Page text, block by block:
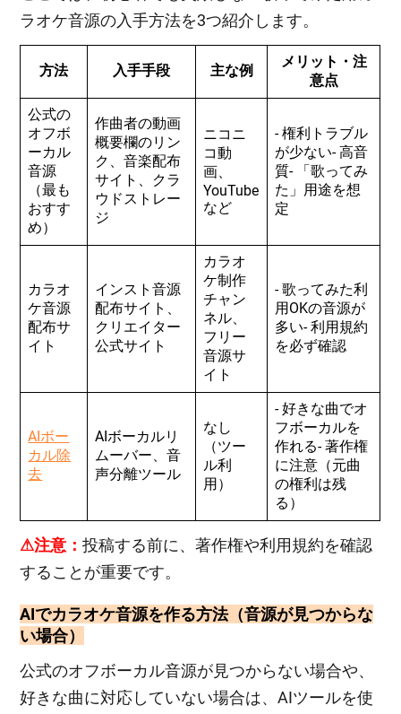
ラオケ音源の入手方法を3つ紹介します。
方法 入手手段 主な例
メリット・注
意点
公式の
オフボ
ーカル
音源
（最も
おすす
め）
作曲者の動画
概要欄のリン
ク、音楽配布
サイト、クラ
ウドストレー
ジ
ニコニ
コ動
画、
YouTube
など
- 権利トラブル
が少ない- 高音
質- 「歌ってみ
た」用途を想
定
カラオ
ケ音源
配布サ
イト
インスト音源
配布サイト、
クリエイター
公式サイト
カラオ
ケ制作
チャン
ネル、
フリー
音源サ
イト
- 歌ってみた利
用OKの音源が
多い- 利用規約
を必ず確認
AIボー
カル除
去
AIボーカルリ
ムーバー、音
声分離ツール
なし
（ツー
ル利
用）
- 好きな曲でオ
フボーカルを
作れる- 著作権
に注意（元曲
の権利は残
る）
⚠注意：投稿する前に、著作権や利用規約を確認
することが重要です。
AIでカラオケ音源を作る方法（音源が見つからな
い場合）
公式のオフボーカル音源が見つからない場合や、
好きな曲に対応していない場合は、AIツールを使